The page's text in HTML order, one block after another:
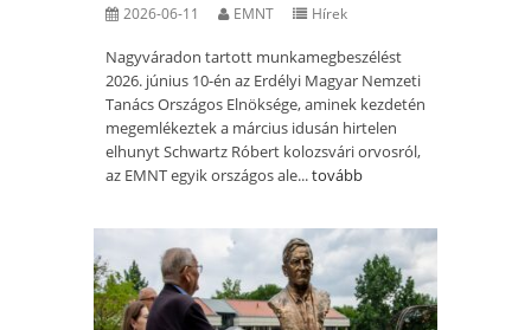
2026-06-11 EMNT Hírek
Nagyváradon tartott munkamegbeszélést
2026. június 10-én az Erdélyi Magyar Nemzeti
Tanács Országos Elnöksége, aminek kezdetén
megemlékeztek a március idusán hirtelen
elhunyt Schwartz Róbert kolozsvári orvosról,
az EMNT egyik országos ale...tovább